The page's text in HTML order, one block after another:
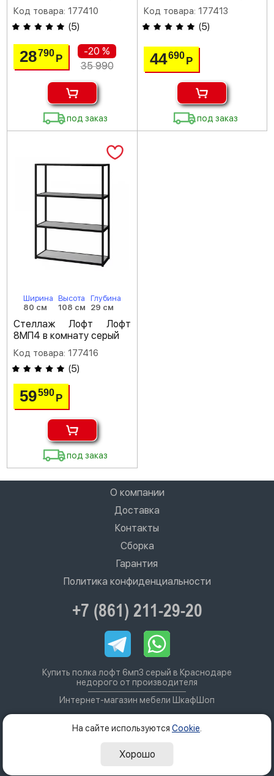
Код товара: 177410
(5)
28790Р
-20 %
35 990
под заказ
Код товара: 177413
(5)
44690 Р
под заказ
Ширина
80 см
Высота
108 см
Глубина
29 см
Стеллаж Лофт Лофт
8МП4 в комнату серый
Код товара: 177416
(5)
59590Р
под заказ
О компании
Доставка
Контакты
Сборка
Гарантия
Политика конфиденциальности
+7 (861) 211-29-20
Купить полка лофт 6мп3 серый в Краснодаре
недорого от производителя
Интернет-магазин мебели ШкафШоп
На сайте используются Cookie
Хорошо